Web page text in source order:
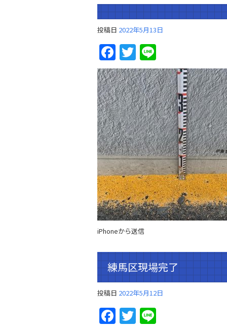
投稿日 2022年5月13日
Facebook
Twitter
iPhoneから送信
練馬区現場完了
投稿日 2022年5月12日
Facebook
Twitter